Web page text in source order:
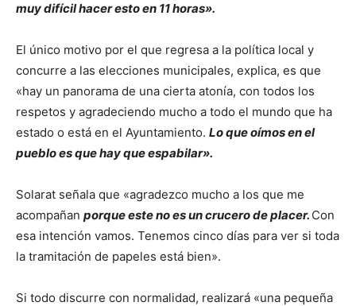
muy difícil hacer esto en 11 horas».
El único motivo por el que regresa a la política local y
concurre a las elecciones municipales, explica, es que
«hay un panorama de una cierta atonía, con todos los
respetos y agradeciendo mucho a todo el mundo que ha
estado o está en el Ayuntamiento. Lo que oímos en el
pueblo es que hay que espabilar».
Solarat señala que «agradezco mucho a los que me
acompañan porque este no es un crucero de placer. Con
esa intención vamos. Tenemos cinco días para ver si toda
la tramitación de papeles está bien».
Si todo discurre con normalidad, realizará «una pequeña